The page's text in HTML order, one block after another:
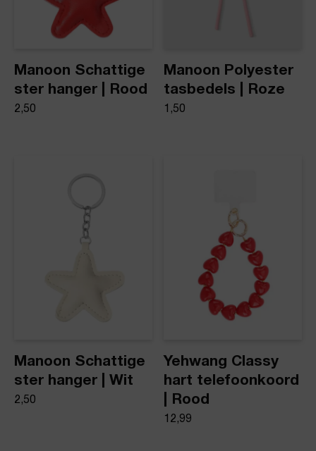
Manoon Schattige
ster hanger | Rood
2,50
Manoon Polyester
tasbedels | Roze
1,50
Manoon Schattige
ster hanger | Wit
2,50
Yehwang Classy
hart telefoonkoord
| Rood
12,99